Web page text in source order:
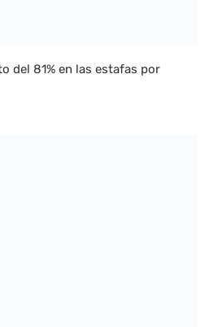
del 81% en las estafas por